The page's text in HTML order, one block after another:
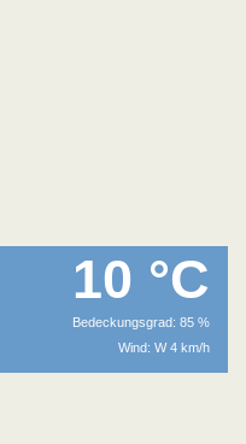
10 °C
Bedeckungsgrad: 85 %
Wind: W 4 km/h